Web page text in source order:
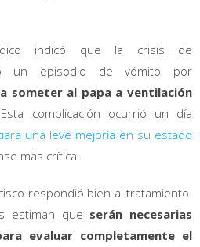
indicó que la crisis de
un episodio de vómito por
someter al papa a ventilación
Esta complicación ocurrió un día
una leve mejoría en su estado
más crítica.
respondió bien al tratamiento.
estiman que serán necesarias
evaluar completamente el